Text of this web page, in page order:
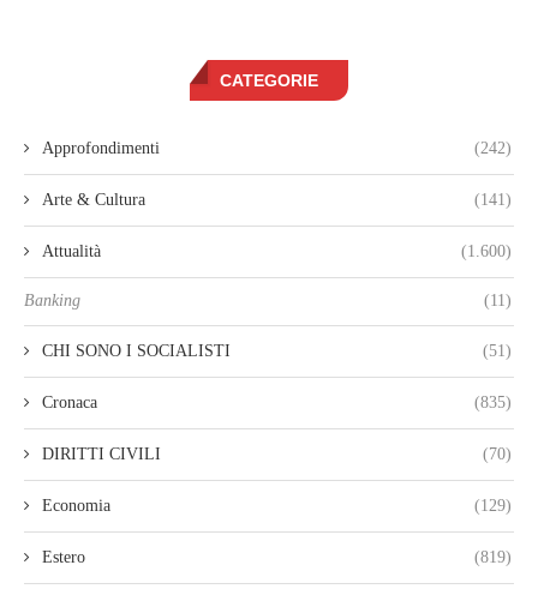
CATEGORIE
Approfondimenti (242)
Arte & Cultura (141)
Attualità (1.600)
Banking (11)
CHI SONO I SOCIALISTI (51)
Cronaca (835)
DIRITTI CIVILI (70)
Economia (129)
Estero (819)